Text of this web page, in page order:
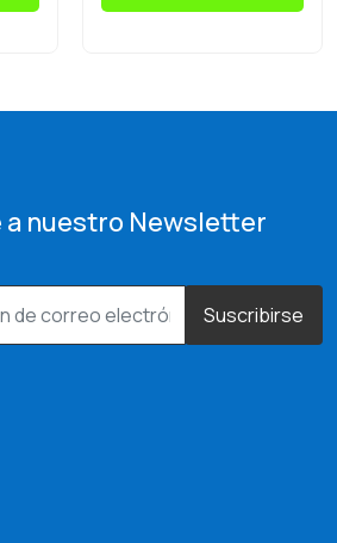
nuestro Newsletter
Suscribirse